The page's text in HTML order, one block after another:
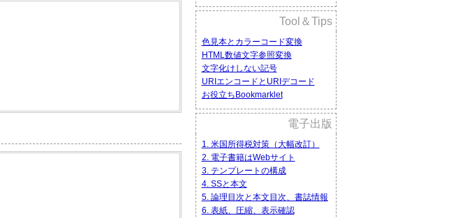
Tool＆Tips
色見本とカラーコード変換
HTML数値文字参照変換
文字化けしない記号
URIエンコードとURIデコード
お役立ちBookmarklet
電子出版
1. 米国所得税対策（大幅改訂）
2. 電子書籍はWebサイト
3. テンプレートの構成
4. SSと本文
5. 論理目次と本文目次、書誌情報
6. 表紙、圧縮、表示確認